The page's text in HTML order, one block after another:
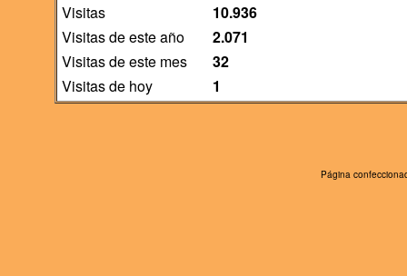
Visitas
10.936
Visitas de este año
2.071
Visitas de este mes
32
Visitas de hoy
1
Página